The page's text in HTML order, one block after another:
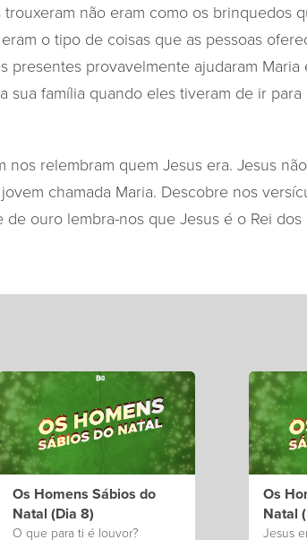
não eram como os brinquedos
o tipo de coisas que as pessoas
presentes provavelmente ajudaram Maria
sua família quando eles tiveram de ir para
nos relembram quem Jesus era. Jesus
chamada Maria. Descobre nos
ouro lembra-nos que Jesus é o Rei dos
Os Homens Sábios do
Natal (Dia 8)
O que para ti é louvor?
Os
Natal
Jesus